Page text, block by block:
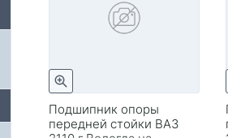
Подшипник опоры
передней стойки ВАЗ